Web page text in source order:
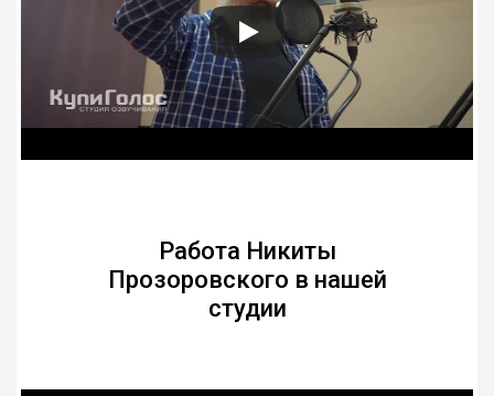
Работа Никиты
Прозоровского в нашей
студии